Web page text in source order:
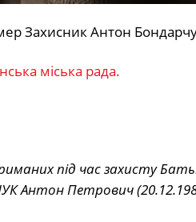
Захисник Антон
міська рада.
під час захисту
Антон Петрович